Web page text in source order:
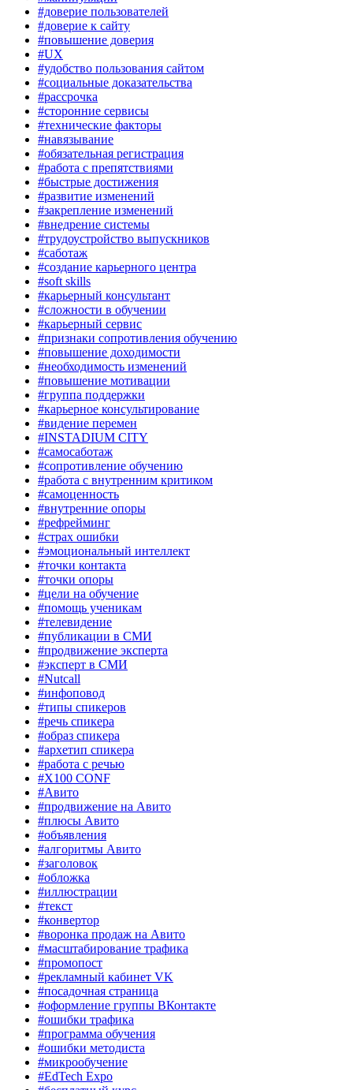
#доверие пользователей
#доверие к сайту
#повышение доверия
#UX
#удобство пользования сайтом
#социальные доказательства
#рассрочка
#сторонние сервисы
#технические факторы
#навязывание
#обязательная регистрация
#работа с препятствиями
#быстрые достижения
#развитие изменений
#закрепление изменений
#внедрение системы
#трудоустройство выпускников
#саботаж
#создание карьерного центра
#soft skills
#карьерный консультант
#сложности в обучении
#карьерный сервис
#признаки сопротивления обучению
#повышение доходимости
#необходимость изменений
#повышение мотивации
#группа поддержки
#карьерное консультирование
#видение перемен
#INSTADIUM CITY
#самосаботаж
#сопротивление обучению
#работа с внутренним критиком
#самоценность
#внутренние опоры
#рефрейминг
#страх ошибки
#эмоциональный интеллект
#точки контакта
#точки опоры
#цели на обучение
#помощь ученикам
#телевидение
#публикации в СМИ
#продвижение эксперта
#эксперт в СМИ
#Nutcall
#инфоповод
#типы спикеров
#речь спикера
#образ спикера
#архетип спикера
#работа с речью
#X100 CONF
#Авито
#продвижение на Авито
#плюсы Авито
#объявления
#алгоритмы Авито
#заголовок
#обложка
#иллюстрации
#текст
#конвертор
#воронка продаж на Авито
#масштабирование трафика
#промопост
#рекламный кабинет VK
#посадочная страница
#оформление группы ВКонтакте
#ошибки трафика
#программа обучения
#ошибки методиста
#микрообучение
#EdTech Expo